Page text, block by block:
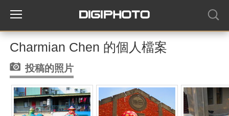
Charmian Chen 的個人檔案
投稿的照片